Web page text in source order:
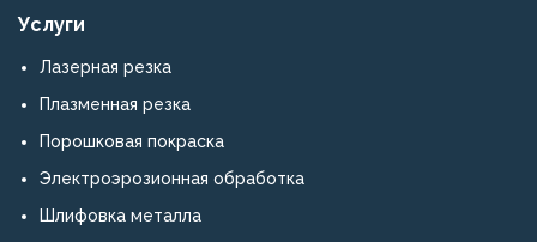
Услуги
Лазерная резка
Плазменная резка
Порошковая покраска
Электроэрозионная обработка
Шлифовка металла